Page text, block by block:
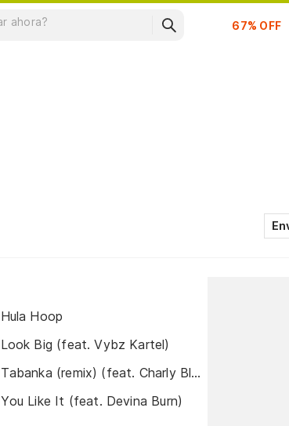
Suscríbete
Hula Hoop
Look Big (feat. Vybz Kartel)
Tabanka (remix) (feat. Charly Black)
You Like It (feat. Devina Burn)